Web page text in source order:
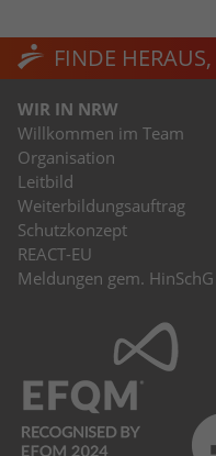
FINDE HERAUS,
WIR IN NRW
Willkommen im Team
Organisation
Leitbild
Weiterbildungsauftrag
Schutzkonzept
REACT-EU
Meldungen gem. HinSchG